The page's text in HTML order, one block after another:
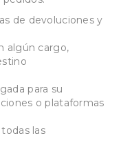
de devoluciones y
algún cargo,
para su
o plataformas
las